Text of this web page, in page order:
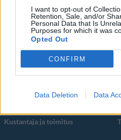
I want to opt-out of
Retention, Sale, and/or
Personal Data that Is
Purposes for which it was
Opted Out
CONFIRM
Data Deletion Data
Koti & Asuminen
Some
YouTube
Instagram
Twitter
Kustantaja ja toimitus